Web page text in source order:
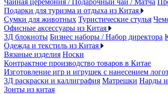
Чайная церемония / Подарочный чай / Матча
Подарки для туризма и отдыха из Китая
Сумки для животных Туристические стулья
Офисные аксессуары из Китая
3Д блокноты Бизнес наборы / Набор директора
Одежда и текстиль из Китая
Вязаные изделия Носки
Контрактное производство товаров в Китае
Изготовление игр и игрушек с нанесением
3Д раскраски и каллиграфия Матрешки Нарды
Зонты из китая